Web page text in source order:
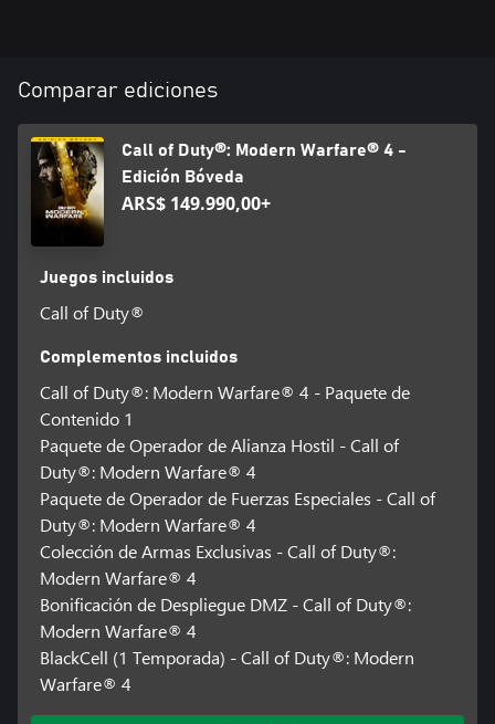
Comparar ediciones
Call of Duty®: Modern Warfare® 4 -
Edición Bóveda
ARS$ 149.990,00+
Juegos incluidos
Call of Duty®
Complementos incluidos
Call of Duty®: Modern Warfare® 4 - Paquete de
Contenido 1
Paquete de Operador de Alianza Hostil - Call of
Duty®: Modern Warfare® 4
Paquete de Operador de Fuerzas Especiales - Call of
Duty®: Modern Warfare® 4
Colección de Armas Exclusivas - Call of Duty®:
Modern Warfare® 4
Bonificación de Despliegue DMZ - Call of Duty®:
Modern Warfare® 4
BlackCell (1 Temporada) - Call of Duty®: Modern
Warfare® 4